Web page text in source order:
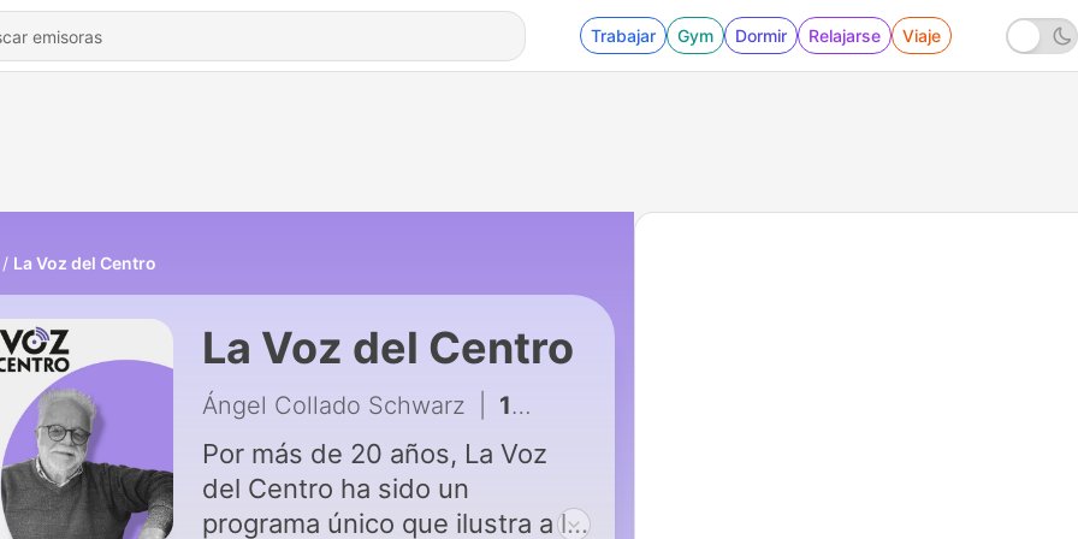
Trabajar Gym Dormir Relajarse Viaje
La Voz del Centro
La Voz del Centro
Ángel Collado Schwarz 1354 - #1124 El impacto socioeconómico de la Junta Fiscal
Por más de 20 años, La Voz
del Centro ha sido un
programa único que ilustra a la